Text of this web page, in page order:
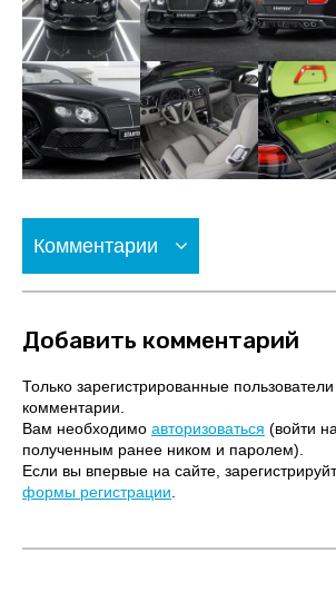
Комментарии
Добавить комментарий
Только зарегистрированные пользователи
комментарии.
Вам необходимо авторизоваться (войти
полученным ранее ником и паролем).
Если вы впервые на сайте,
формы регистрации